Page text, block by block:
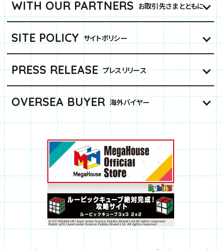
WITH OUR PARTNERS お取引先さまとともに
SITE POLICY サイトポリシー
PRESS RELEASE プレスリリース
OVERSEA BUYER 海外バイヤー